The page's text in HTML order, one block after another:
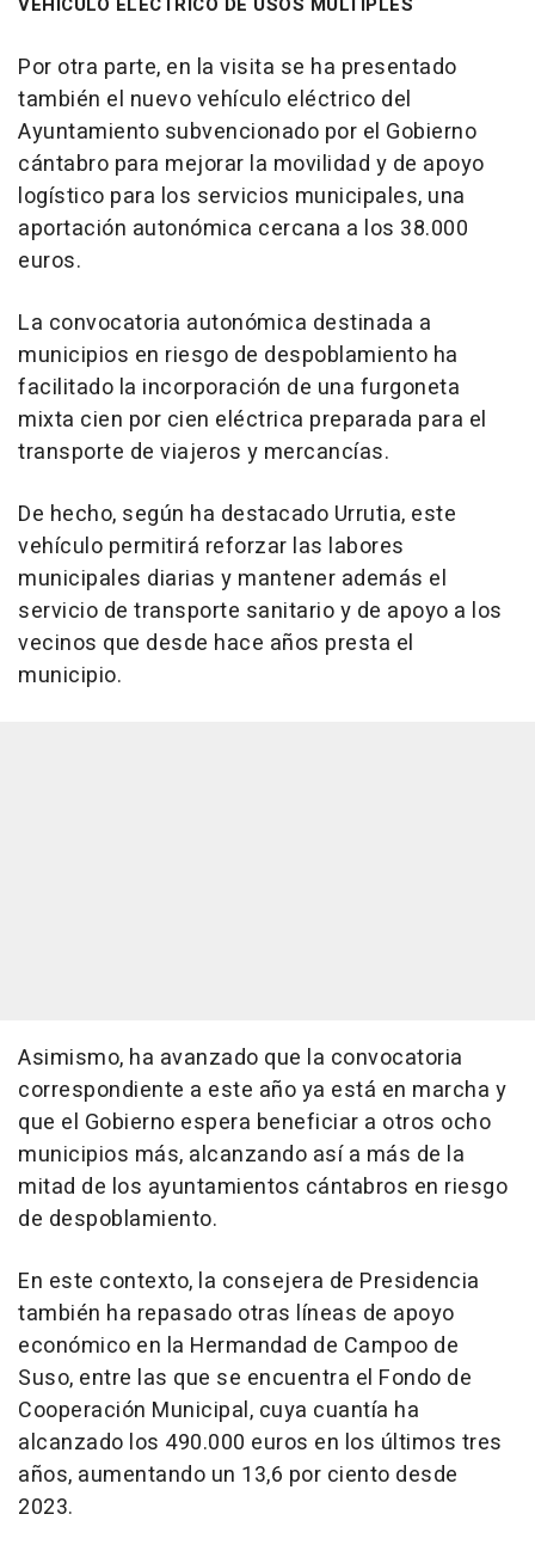
Por otra parte, en la visita se ha presentado
también el nuevo vehículo eléctrico del
Ayuntamiento subvencionado por el Gobierno
cántabro para mejorar la movilidad y de apoyo
logístico para los servicios municipales, una
aportación autonómica cercana a los 38.000
euros.
La convocatoria autonómica destinada a
municipios en riesgo de despoblamiento ha
facilitado la incorporación de una furgoneta
mixta cien por cien eléctrica preparada para el
transporte de viajeros y mercancías.
De hecho, según ha destacado Urrutia, este
vehículo permitirá reforzar las labores
municipales diarias y mantener además el
servicio de transporte sanitario y de apoyo a los
vecinos que desde hace años presta el
municipio.
Asimismo, ha avanzado que la convocatoria
correspondiente a este año ya está en marcha y
que el Gobierno espera beneficiar a otros ocho
municipios más, alcanzando así a más de la
mitad de los ayuntamientos cántabros en riesgo
de despoblamiento.
En este contexto, la consejera de Presidencia
también ha repasado otras líneas de apoyo
económico en la Hermandad de Campoo de
Suso, entre las que se encuentra el Fondo de
Cooperación Municipal, cuya cuantía ha
alcanzado los 490.000 euros en los últimos tres
años, aumentando un 13,6 por ciento desde
2023.